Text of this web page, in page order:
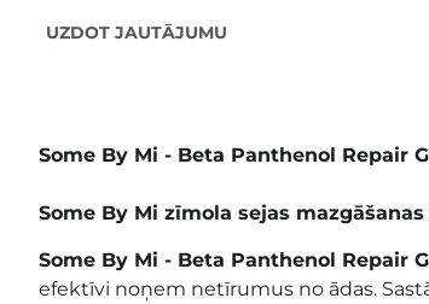
UZDOT JAUTĀJUMU
Some By Mi - Beta Panthenol Repair
Some By Mi zīmola sejas mazgāšanas
Some By Mi - Beta Panthenol Repair
efektīvi noņem netīrumus no ādas.